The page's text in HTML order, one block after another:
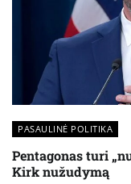
PASAULINĖ POLITIKA
Pentagonas turi
Kirk nužudymą